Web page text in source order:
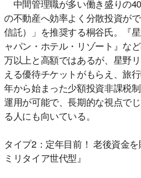
中間管理職が多い働き盛りの
の不動産へ効率よく分散投資が
信託）」を推奨する桐谷氏。『
ャパン・ホテル・リゾート』な
万以上と高額ではあるが、星野
える優待チケットがもらえ、旅
年から始まった少額投資非課税
運用が可能で、長期的な視点で
る人にも向いている。
タイプ2：定年目前！ 老後資金
ミリタイア世代型』